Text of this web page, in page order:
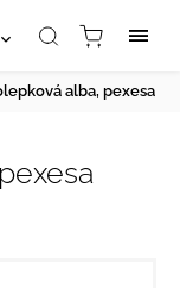
alba, pexesa